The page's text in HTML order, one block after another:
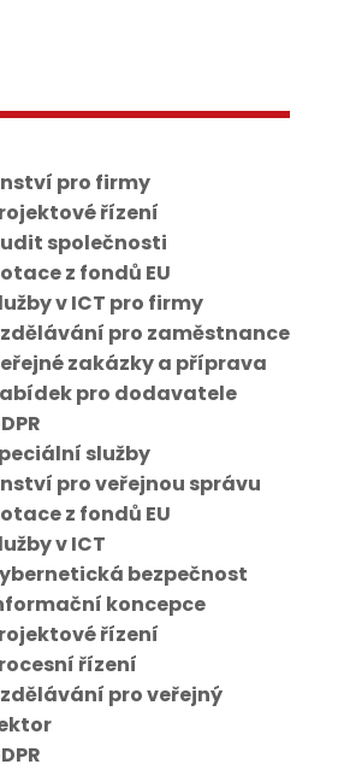
pro firmy
řízení
společnosti
z fondů EU
v ICT pro firmy
pro zaměstnance
zakázky a příprava
pro dodavatele
služby
pro veřejnou správu
z fondů EU
v ICT
bezpečnost
koncepce
řízení
řízení
pro veřejný